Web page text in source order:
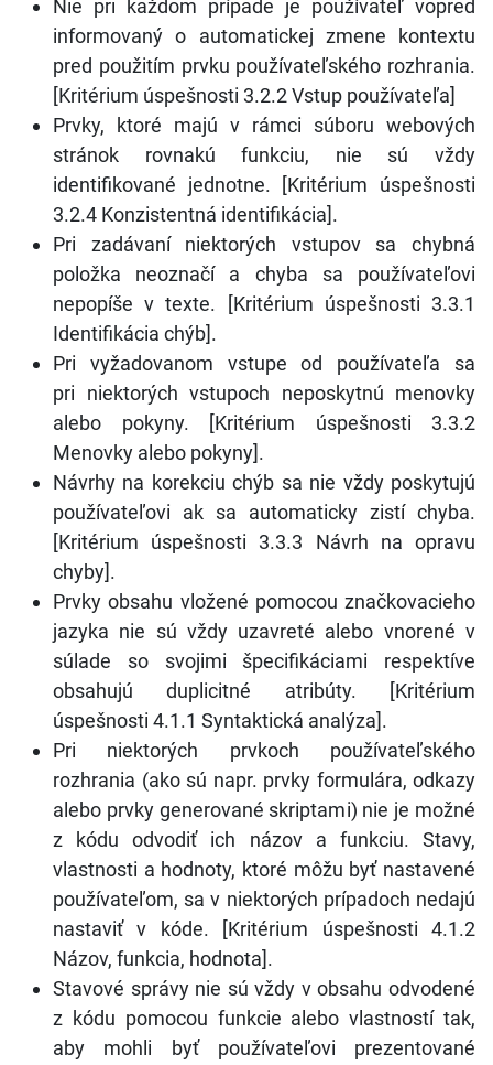
Nie pri každom prípade je používateľ vopred
informovaný o automatickej zmene kontextu
pred použitím prvku používateľského rozhrania.
[Kritérium úspešnosti 3.2.2 Vstup používateľa]
Prvky, ktoré majú v rámci súboru webových
stránok rovnakú funkciu, nie sú vždy
identifikované jednotne. [Kritérium úspešnosti
3.2.4 Konzistentná identifikácia].
Pri zadávaní niektorých vstupov sa chybná
položka neoznačí a chyba sa používateľovi
nepopíše v texte. [Kritérium úspešnosti 3.3.1
Identifikácia chýb].
Pri vyžadovanom vstupe od používateľa sa
pri niektorých vstupoch neposkytnú menovky
alebo pokyny. [Kritérium úspešnosti 3.3.2
Menovky alebo pokyny].
Návrhy na korekciu chýb sa nie vždy poskytujú
používateľovi ak sa automaticky zistí chyba.
[Kritérium úspešnosti 3.3.3 Návrh na opravu
chyby].
Prvky obsahu vložené pomocou značkovacieho
jazyka nie sú vždy uzavreté alebo vnorené v
súlade so svojimi špecifikáciami respektíve
obsahujú duplicitné atribúty. [Kritérium
úspešnosti 4.1.1 Syntaktická analýza].
Pri niektorých prvkoch používateľského
rozhrania (ako sú napr. prvky formulára, odkazy
alebo prvky generované skriptami) nie je možné
z kódu odvodiť ich názov a funkciu. Stavy,
vlastnosti a hodnoty, ktoré môžu byť nastavené
používateľom, sa v niektorých prípadoch nedajú
nastaviť v kóde. [Kritérium úspešnosti 4.1.2
Názov, funkcia, hodnota].
Stavové správy nie sú vždy v obsahu odvodené
z kódu pomocou funkcie alebo vlastností tak,
aby mohli byť používateľovi prezentované